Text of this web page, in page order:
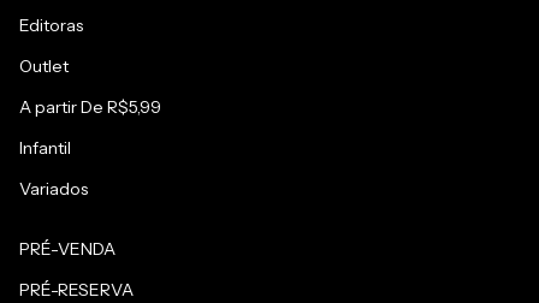
Editoras
Outlet
A partir De R$5,99
Infantil
Variados
PRÉ-VENDA
PRÉ-RESERVA